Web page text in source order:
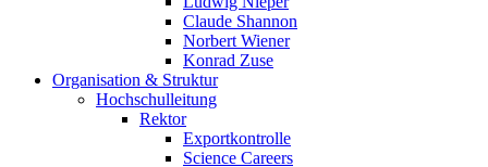
Claude Shannon
Norbert Wiener
Konrad Zuse
Organisation & Struktur
Hochschulleitung
Rektor
Exportkontrolle
Science Careers